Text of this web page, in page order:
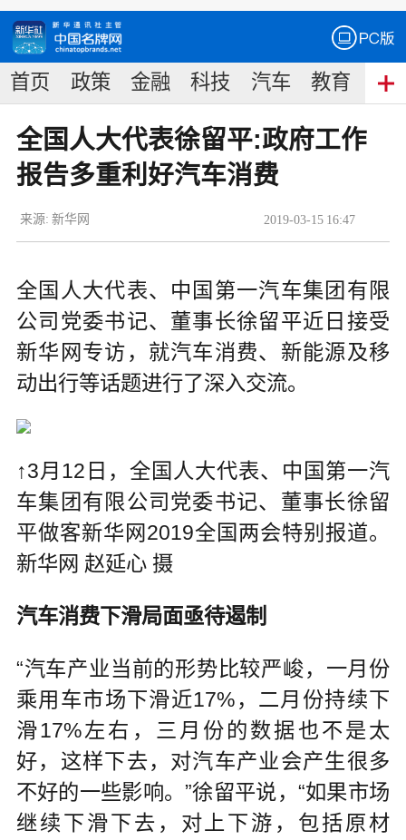
首页 政策 金融 科技 汽车 教育 食
全国人大代表徐留平:政府工作
报告多重利好汽车消费
2019-03-15 16:47
来源: 新华网
全国人大代表、中国第一汽车集团有限
公司党委书记、董事长徐留平近日接受
新华网专访，就汽车消费、新能源及移
动出行等话题进行了深入交流。
↑3月12日，全国人大代表、中国第一汽
车集团有限公司党委书记、董事长徐留
平做客新华网2019全国两会特别报道。
新华网 赵延心 摄
汽车消费下滑局面亟待遏制
“汽车产业当前的形势比较严峻，一月份
乘用车市场下滑近17%，二月份持续下
滑17%左右，三月份的数据也不是太
好，这样下去，对汽车产业会产生很多
不好的一些影响。”徐留平说，“如果市场
继续下滑下去，对上下游，包括原材